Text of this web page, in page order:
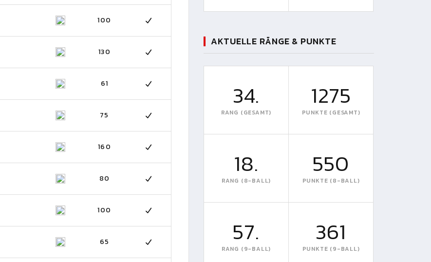
100
130
61
75
160
80
100
65
AKTUELLE RÄNGE & PUNKTE
34.
RANG (GESAMT)
1275
PUNKTE (GESAMT)
18.
RANG (8-BALL)
550
PUNKTE (8-BALL)
57.
RANG (9-BALL)
361
PUNKTE (9-BALL)